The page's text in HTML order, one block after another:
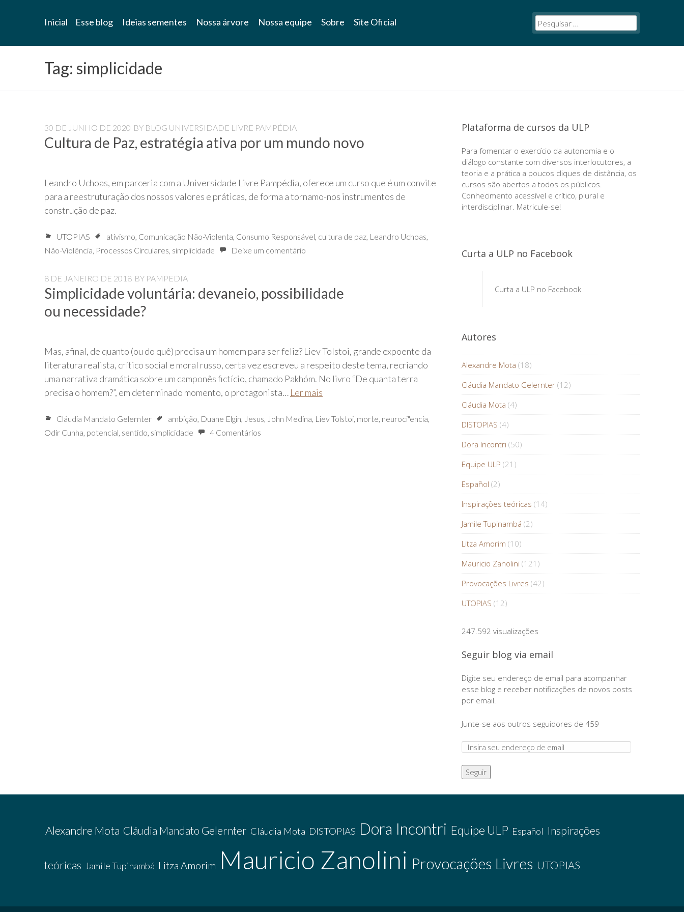
Blog
Universidade
Livre
Pampédia
Inicial Esse blog Ideias sementes Nossa árvore Nossa equipe Sobre Site Oficial
Tag: simplicidade
30 DE JUNHO DE 2020 BY BLOG UNIVERSIDADE LIVRE PAMPÉDIA
Cultura de Paz, estratégia ativa por um mundo novo
Leandro Uchoas, em parceria com a Universidade Livre Pampédia, oferece um curso que é um convite
para a reestruturação dos nossos valores e práticas, de forma a tornamo-nos instrumentos de
construção de paz.
UTOPIAS ativismo, Comunicação Não-Violenta, Consumo Responsável, cultura de paz, Leandro Uchoas,
Não-Violência, Processos Circulares, simplicidade Deixe um comentário
8 DE JANEIRO DE 2018 BY PAMPEDIA
Simplicidade voluntária: devaneio, possibilidade
ou necessidade?
Mas, afinal, de quanto (ou do quê) precisa um homem para ser feliz? Liev Tolstoi, grande expoente da
literatura realista, crítico social e moral russo, certa vez escreveu a respeito deste tema, recriando
uma narrativa dramática sobre um camponês fictício, chamado Pakhóm. No livro “De quanta terra
precisa o homem?”, em determinado momento, o protagonista… Ler mais
Cláudia Mandato Gelernter ambição, Duane Elgin, Jesus, John Medina, Liev Tolstoi, morte, neuroci"encia,
Odir Cunha, potencial, sentido, simplicidade 4 Comentários
Plataforma de cursos da ULP
Para fomentar o exercício da autonomia e o
diálogo constante com diversos interlocutores, a
teoria e a prática a poucos cliques de distância, os
cursos são abertos a todos os públicos.
Conhecimento acessível e crítico, plural e
interdisciplinar. Matricule-se!
Curta a ULP no Facebook
Curta a ULP no Facebook
Autores
Alexandre Mota (18)
Cláudia Mandato Gelernter (12)
Cláudia Mota (4)
DISTOPIAS (4)
Dora Incontri (50)
Equipe ULP (21)
Español (2)
Inspirações teóricas (14)
Jamile Tupinambá (2)
Litza Amorim (10)
Mauricio Zanolini (121)
Provocações Livres (42)
UTOPIAS (12)
247.592 visualizações
Seguir blog via email
Digite seu endereço de email para acompanhar
esse blog e receber notificações de novos posts
por email.
Junte-se aos outros seguidores de 459
Seguir
Alexandre Mota Cláudia Mandato Gelernter Cláudia Mota DISTOPIAS Dora Incontri Equipe ULP Español Inspirações
teóricas Jamile Tupinambá Litza Amorim Mauricio Zanolini Provocações Livres UTOPIAS